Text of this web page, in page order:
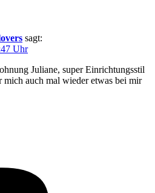
sagt:
Uhr
Juliane, super Einrichtungsstil
mich auch mal wieder etwas bei mir